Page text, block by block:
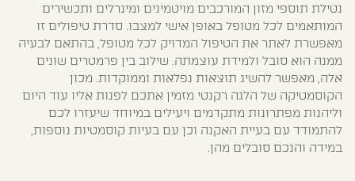
נטילת תוספי מזון המורכבים מויטמינים ומינרלים ותכשירים
המותאמים לכל מטופל באופן אישי למצבו. סדרת טיפולים זו
מאפשרת לאתר את הטיפול המדויק לכל מטופל, בהתאם לבעיה
ממנה הוא סובל ולמידת עוצמתה. שילוב בין פרמטרים שונים
אלה, מאפשר להשיג תוצאות נפלאות וממוקדות. מכון
הקוסמטיקה של הלגה רקנטי מזמין אתכם לפנות אליו עוד היום
וליהנות מפתרונות מתקדמים ויעילים במיוחד שיעזרו לכם
להתמודד עם בעיית האקנה וכן עם בעיות קוסמטיות נוספות,
במידה והנכם סובלים מהן.